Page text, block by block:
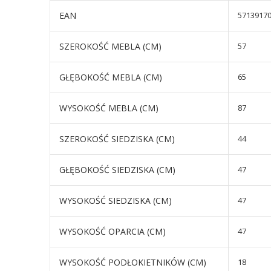
EAN
SZEROKOŚĆ MEBLA (CM) 57
GŁĘBOKOŚĆ MEBLA (CM) 65
WYSOKOŚĆ MEBLA (CM) 87
SZEROKOŚĆ SIEDZISKA (CM) 44
GŁĘBOKOŚĆ SIEDZISKA (CM) 47
WYSOKOŚĆ SIEDZISKA (CM) 47
WYSOKOŚĆ OPARCIA (CM) 47
WYSOKOŚĆ PODŁOKIETNIKÓW (CM) 18